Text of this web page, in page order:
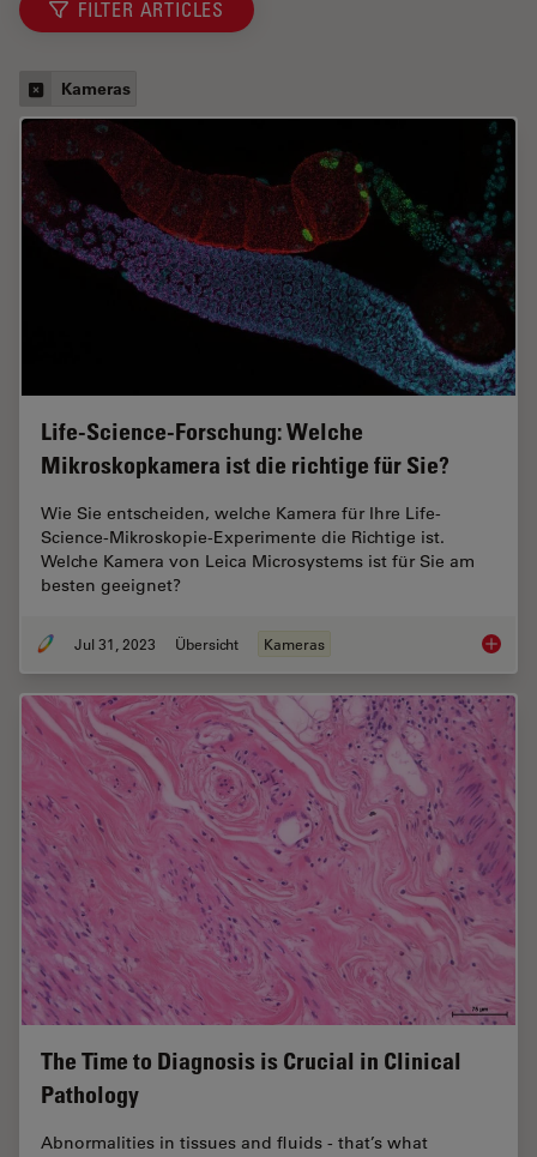
FILTER ARTICLES
Kameras
Life-Science-Forschung: Welche
Mikroskopkamera ist die richtige für Sie?
Wie Sie entscheiden, welche Kamera für Ihre Life-
Science-Mikroskopie-Experimente die Richtige ist.
Welche Kamera von Leica Microsystems ist für Sie am
besten geeignet?
Jul 31, 2023 Übersicht Kameras Life-
The Time to Diagnosis is Crucial in Clinical
Pathology
Abnormalities in tissues and fluids - that’s what